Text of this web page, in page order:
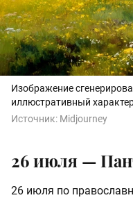
Изображение
иллюстративный
Источник: Midjourney
26 июля —
26 июля по